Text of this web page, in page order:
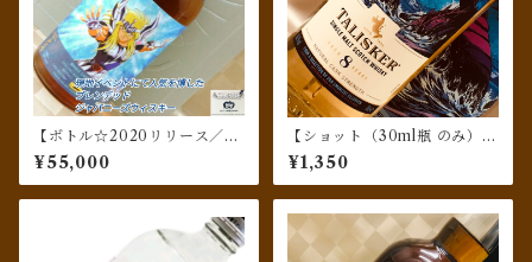
【ボトル☆2020リリース／国
内ほぼなし★台湾専売・カス
クストレングスジャパニーズ
／超レアもの】聖闘士星矢 青
内』シングルブレンデッド
¥55,000
【ショット（30ml瓶 のみ）★
2021 限定版★】タリスカー 8
年 スペシャルリリース 2021
¥1,350